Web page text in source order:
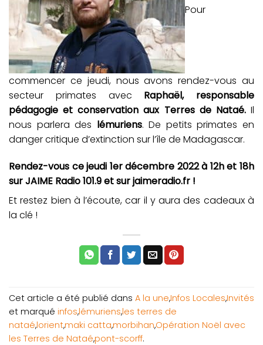
Pour
commencer ce jeudi, nous avons rendez-vous au
secteur primates avec Raphaël, responsable
pédagogie et conservation aux Terres de Nataé. Il
nous parlera des lémuriens. De petits primates en
danger critique d’extinction sur l’île de Madagascar.
Rendez-vous ce jeudi 1er décembre 2022 à 12h et 18h
sur JAIME Radio 101.9 et sur jaimeradio.fr !
Et restez bien à l’écoute, car il y aura des cadeaux à
la clé !
Cet article a été publié dans A la une,Infos Locales,Invités
et marqué infos,lémuriens,les terres de
nataé,lorient,maki catta,morbihan,Opération Noël avec
les Terres de Nataé,pont-scorff.